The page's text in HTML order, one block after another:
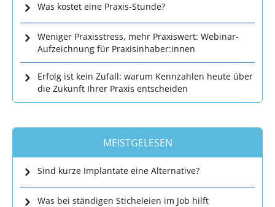
Was kostet eine Praxis-Stunde?
Weniger Praxisstress, mehr Praxiswert: Webinar-
Aufzeichnung für Praxisinhaber:innen
Erfolg ist kein Zufall: warum Kennzahlen heute über
die Zukunft Ihrer Praxis entscheiden
MEISTGELESEN
Sind kurze Implantate eine Alternative?
Was bei ständigen Sticheleien im Job hilft